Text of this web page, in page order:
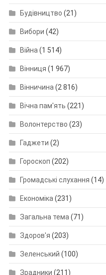
Будівництво (21)
Вибори (42)
Війна (1 514)
Вінниця (1 967)
Вінничина (2 816)
Вічна пам'ять (221)
Волонтерство (23)
Гаджети (2)
Гороскоп (202)
Громадські слухання (14)
Економіка (231)
Загальна тема (71)
Здоров'я (203)
Зеленський (100)
Зрадники (211)